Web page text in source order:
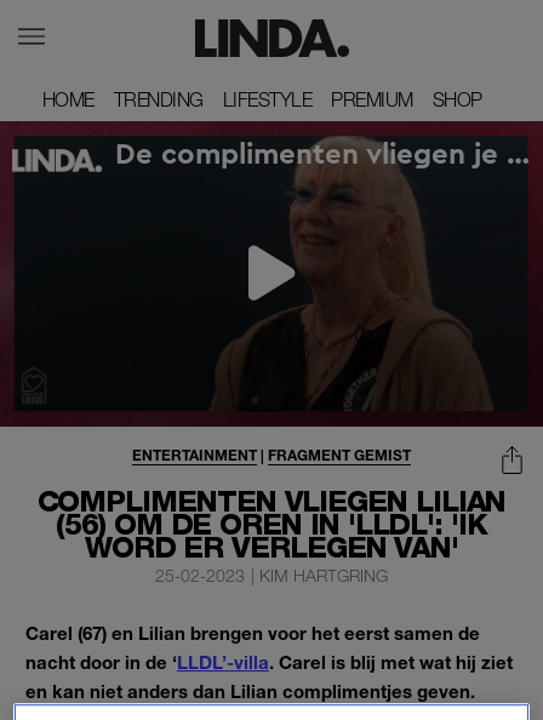
HOME
HOME TRENDING
TRENDING LIFESTYLE
LIFESTYLE PREMIUM
PREMIUM SHOP
SHOP
COMPLIMENTEN VLIEGEN LILIAN
(56) OM DE OREN IN 'LLDL': 'IK
WORD ER VERLEGEN VAN'
ENTERTAINMENT | FRAGMENT GEMIST
25-02-2023 | KIM HARTGRING
Carel (67) en Lilian brengen voor het eerst samen de
nacht door in de ‘LLDL’-villa. Carel is blij met wat hij ziet
en kan niet anders dan Lilian complimentjes geven.